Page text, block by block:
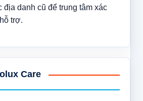
địa danh cũ để trung tâm xác
trợ.
Care